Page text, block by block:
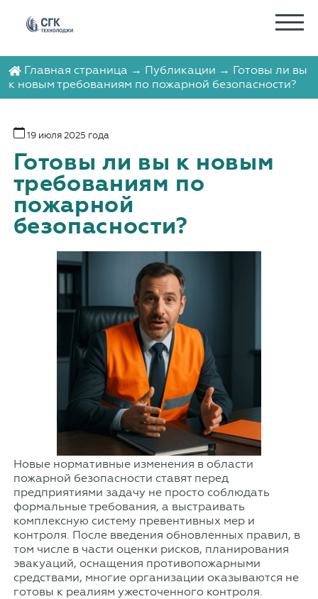
Главная страница → Публикации → Готовы ли вы
к новым требованиям по пожарной безопасности?
19 июля 2025 года
Готовы ли вы к новым
требованиям по
пожарной
безопасности?
Новые нормативные изменения в области
пожарной безопасности ставят перед
предприятиями задачу не просто соблюдать
формальные требования, а выстраивать
комплексную систему превентивных мер и
контроля. После введения обновленных правил, в
том числе в части оценки рисков, планирования
эвакуаций, оснащения противопожарными
средствами, многие организации оказываются не
готовы к реалиям ужесточенного контроля.